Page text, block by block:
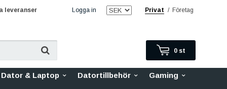
Logga in Privat / Företag
leveranser
0 st
Dator & Laptop Datortillbehör Gaming